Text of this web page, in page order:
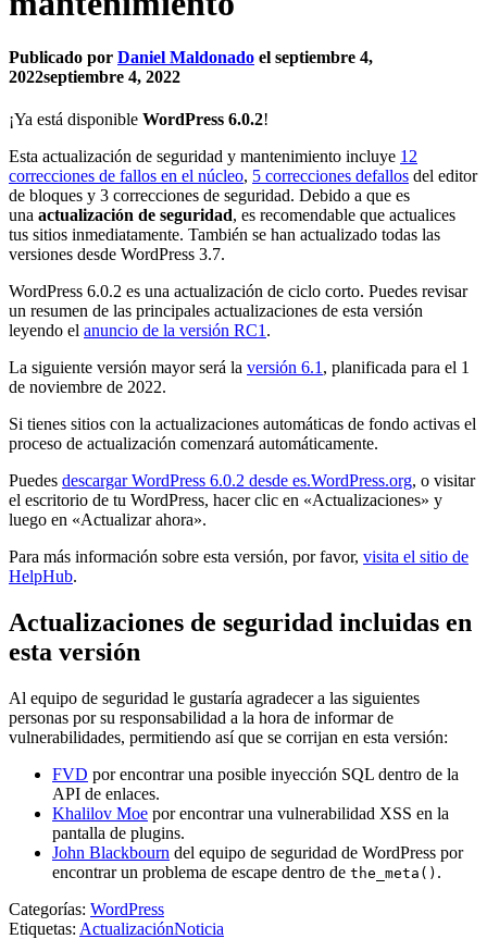
Publicado por Daniel Maldonado el septiembre 4,
2022septiembre 4, 2022
¡Ya está disponible WordPress 6.0.2!
Esta actualización de seguridad y mantenimiento incluye 12
correcciones de fallos en el núcleo, 5 correcciones defallos del editor
de bloques y 3 correcciones de seguridad. Debido a que es
una actualización de seguridad, es recomendable que actualices
tus sitios inmediatamente. También se han actualizado todas las
versiones desde WordPress 3.7.
WordPress 6.0.2 es una actualización de ciclo corto. Puedes revisar
un resumen de las principales actualizaciones de esta versión
leyendo el anuncio de la versión RC1 .
La siguiente versión mayor será la versión 6.1 , planificada para el 1
de noviembre de 2022.
Si tienes sitios con la actualizaciones automáticas de fondo activas el
proceso de actualización comenzará automáticamente.
Puedes descargar WordPress 6.0.2 desde es.WordPress.org, o visitar
el escritorio de tu WordPress, hacer clic en «Actualizaciones» y
luego en «Actualizar ahora».
Para más información sobre esta versión, por favor, visita el sitio de
HelpHub.
Actualizaciones de seguridad incluidas en
esta versión
Al equipo de seguridad le gustaría agradecer a las siguientes
personas por su responsabilidad a la hora de informar de
vulnerabilidades, permitiendo así que se corrijan en esta versión:
FVD por encontrar una posible inyección SQL dentro de la
API de enlaces.
Khalilov Moe por encontrar una vulnerabilidad XSS en la
pantalla de plugins.
John Blackbourn del equipo de seguridad de WordPress por
encontrar un problema de escape dentro de the_meta() .
Categorías: WordPress
Etiquetas: ActualizaciónNoticia